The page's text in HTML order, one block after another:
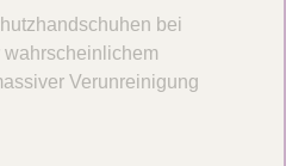
bei
wahrscheinlichem
Verunreinigung